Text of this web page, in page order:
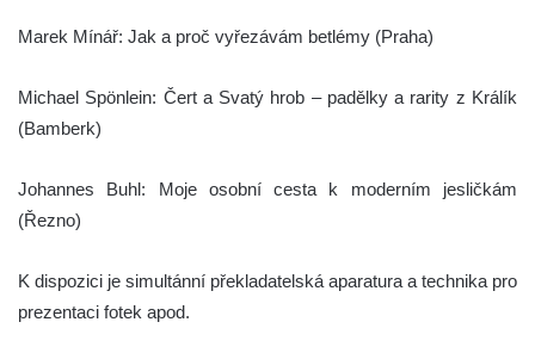
Marek Mínář: Jak a proč vyřezávám betlémy (Praha)
Michael Spönlein: Čert a Svatý hrob – padělky a rarity z Králík
(Bamberk)
Johannes Buhl: Moje osobní cesta k moderním jesličkám
(Řezno)
K dispozici je simultánní překladatelská aparatura a technika pro
prezentaci fotek apod.